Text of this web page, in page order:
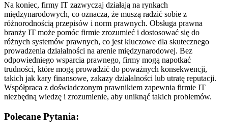
Na koniec, firmy IT zazwyczaj działają na rynkach
międzynarodowych, co oznacza, że muszą radzić sobie z
różnorodnością przepisów i norm prawnych. Obsługa prawna
branży IT może pomóc firmie zrozumieć i dostosować się do
różnych systemów prawnych, co jest kluczowe dla skutecznego
prowadzenia działalności na arenie międzynarodowej. Bez
odpowiedniego wsparcia prawnego, firmy mogą napotkać
trudności, które mogą prowadzić do poważnych konsekwencji,
takich jak kary finansowe, zakazy działalności lub utratę reputacji.
Współpraca z doświadczonym prawnikiem zapewnia firmie IT
niezbędną wiedzę i zrozumienie, aby uniknąć takich problemów.
Polecane Pytania: